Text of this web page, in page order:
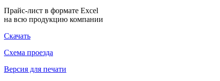
Прайс-лист в формате Excel
на всю продукцию компании
Скачать
Схема проезда
Версия для печати